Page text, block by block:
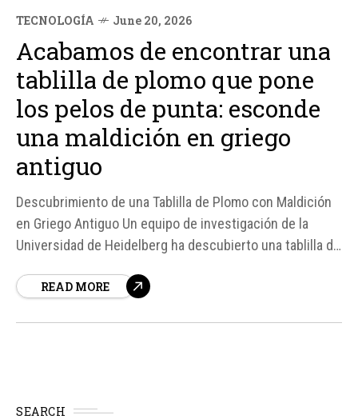
TECNOLOGÍA June 20, 2026
Acabamos de encontrar una
tablilla de plomo que pone
los pelos de punta: esconde
una maldición en griego
antiguo
Descubrimiento de una Tablilla de Plomo con Maldición
en Griego Antiguo Un equipo de investigación de la
Universidad de Heidelberg ha descubierto una tablilla de
contiene una maldición. La tablilla, que data del siglo II d.
READ MORE
SEARCH